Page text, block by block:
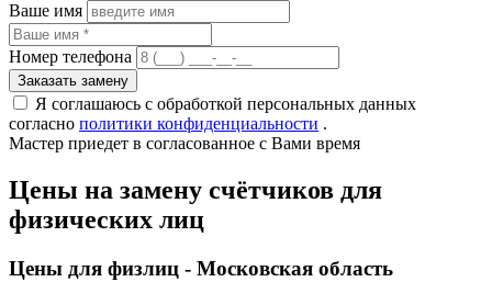
Ваше имя
Номер телефона
Я соглашаюсь с обработкой персональных данных
согласно политики конфиденциальности .
Мастер приедет в согласованное с Вами время
Цены на замену счётчиков для
физических лиц
Цены для физлиц - Московская область